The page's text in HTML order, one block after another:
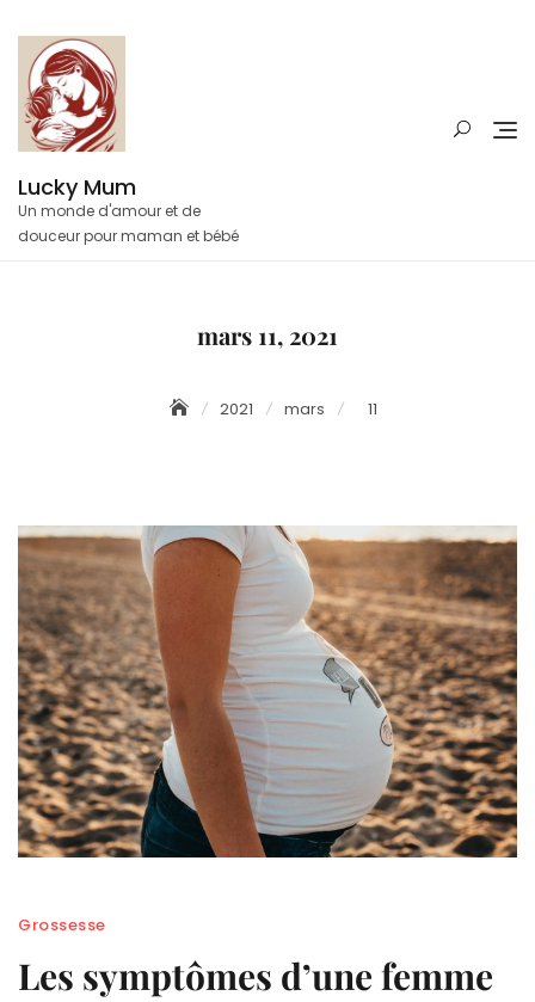
content
Lucky Mum
Un monde d'amour et de
douceur pour maman et bébé
mars 11, 2021
2021 mars 11
Grossesse
Les symptômes d’une femme